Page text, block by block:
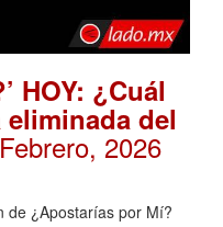
HOY: ¿Cuál
del
2026
de ¿Apostarías por Mí?